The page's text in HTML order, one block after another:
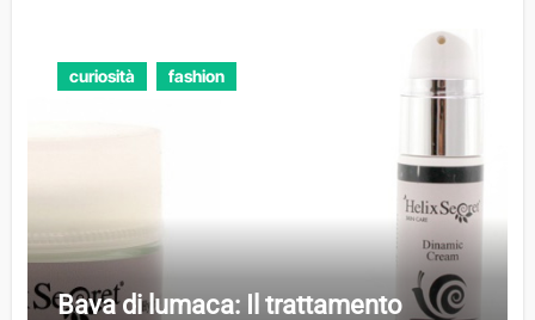
curiosità fashion
Bava di lumaca: Il trattamento